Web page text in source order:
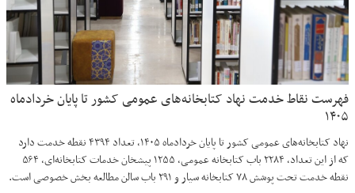
فهرست نقاط خدمت نهاد کتابخانه‌های عمومی کشور تا پایان خردادماه
۱۴۰۵
نهاد کتابخانه‌های عمومی کشور تا پایان خردادماه ۱۴۰۵، تعداد ۴۳۹۴ نقطه خدمت دارد
که از این تعداد، ۲۲۸۴ باب کتابخانه عمومی، ۱۲۵۵ پیشخان خدمات کتابخانه‌ای، ۵۶۴
نقطه خدمت تحت پوشش ۷۸ کتابخانه سیار و ۲۹۱ باب سالن مطالعه بخش خصوصی است.